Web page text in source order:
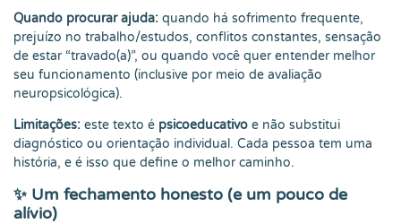
Quando procurar ajuda: quando há sofrimento frequente,
prejuízo no trabalho/estudos, conflitos constantes, sensação
de estar “travado(a)”, ou quando você quer entender melhor
seu funcionamento (inclusive por meio de avaliação
neuropsicológica).
Limitações: este texto é psicoeducativo e não substitui
diagnóstico ou orientação individual. Cada pessoa tem uma
história, e é isso que define o melhor caminho.
✨ Um fechamento honesto (e um pouco de
alívio)